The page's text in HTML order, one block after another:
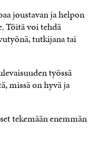
joustavan ja helpon
Töitä voi tehdä
tutkijana tai
työssä
missä on hyvä ja
tekemään enemmän